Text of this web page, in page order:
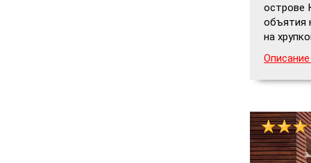
острове
объятия
на